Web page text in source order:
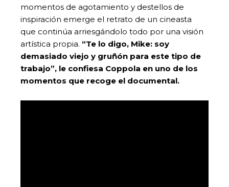
momentos de agotamiento y destellos de
inspiración emerge el retrato de un cineasta
que continúa arriesgándolo todo por una visión
artística propia. “Te lo digo, Mike: soy
demasiado viejo y gruñón para este tipo de
trabajo”, le confiesa Coppola en uno de los
momentos que recoge el documental.